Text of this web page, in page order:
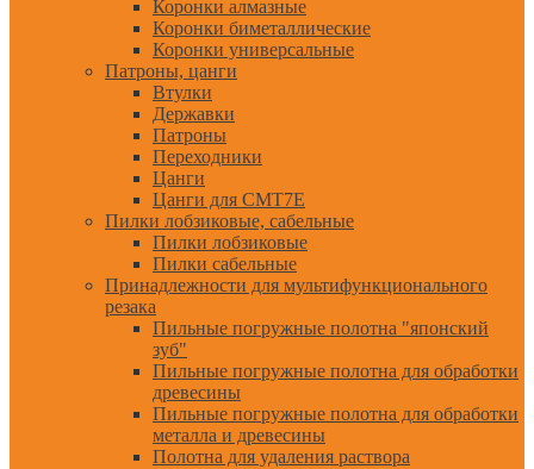
Коронки алмазные
Коронки биметаллические
Коронки универсальные
Патроны, цанги
Втулки
Державки
Патроны
Переходники
Цанги
Цанги для CMT7E
Пилки лобзиковые, сабельные
Пилки лобзиковые
Пилки сабельные
Принадлежности для мультифункционального
резака
Пильные погружные полотна "японский
зуб"
Пильные погружные полотна для обработки
древесины
Пильные погружные полотна для обработки
металла и древесины
Полотна для удаления раствора